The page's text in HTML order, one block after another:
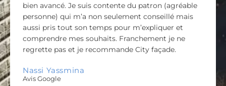
bien avancé. Je suis contente du patron (agréable
personne) qui m’a non seulement conseillé mais
aussi pris tout son temps pour m’expliquer et
comprendre mes souhaits. Franchement je ne
regrette pas et je recommande City façade.
Nassi Yassmina
Avis Google